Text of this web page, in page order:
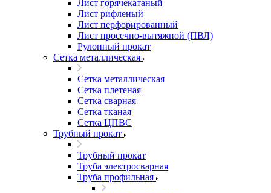
Лист горячекатаный
Лист рифленый
Лист перфорированный
Лист просечно-вытяжной (ПВЛ)
Рулонный прокат
Сетка металлическая
Сетка металлическая
Сетка плетеная
Сетка сварная
Сетка тканая
Сетка ЦПВС
Трубный прокат
Трубный прокат
Труба электросварная
Труба профильная